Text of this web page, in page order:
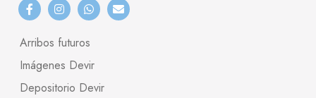
Arribos futuros
Imágenes Devir
Depositorio Devir